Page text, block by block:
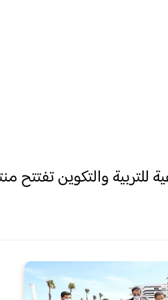
والتكوين تفتتح